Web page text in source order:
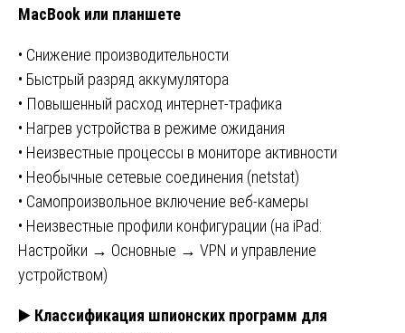
MacBook или планшете
• Снижение производительности
• Быстрый разряд аккумулятора
• Повышенный расход интернет-трафика
• Нагрев устройства в режиме ожидания
• Неизвестные процессы в мониторе активности
• Необычные сетевые соединения (netstat)
• Самопроизвольное включение веб-камеры
• Неизвестные профили конфигурации (на iPad:
Настройки → Основные → VPN и управление
устройством)
▶️ Классификация шпионских программ для